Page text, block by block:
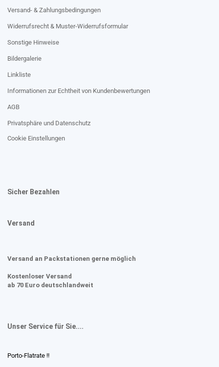
Versand- & Zahlungsbedingungen
Widerrufsrecht & Muster-Widerrufsformular
Sonstige Hinweise
Bildergalerie
Linkliste
Informationen zur Echtheit von Kundenbewertungen
AGB
Privatsphäre und Datenschutz
Cookie Einstellungen
Sicher Bezahlen
Versand
Versand an Packstationen gerne möglich
Kostenloser Versand
ab 70 Euro deutschlandweit
Unser Service für Sie....
Porto-Flatrate !!